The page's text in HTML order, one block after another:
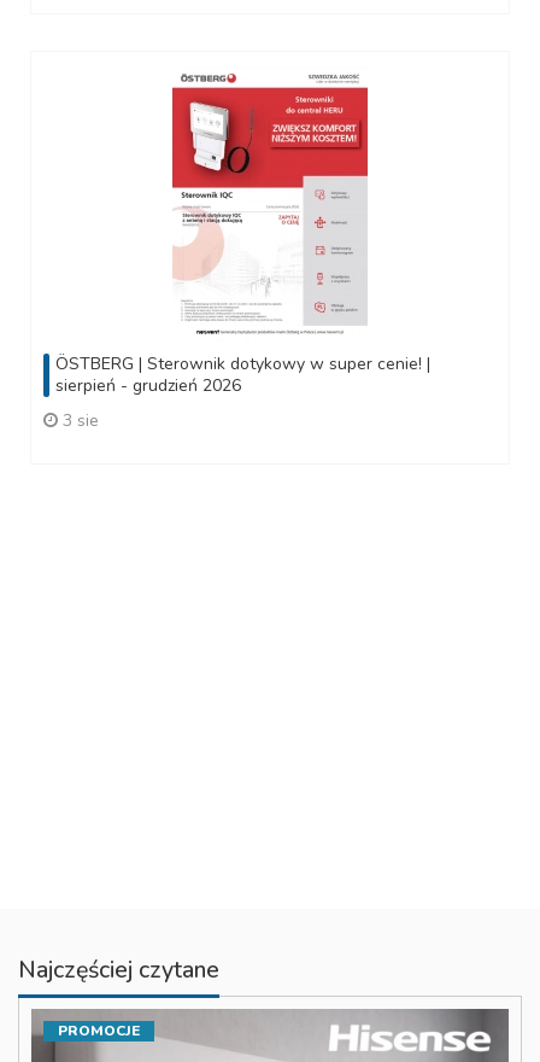
ÖSTBERG | Sterownik dotykowy w super cenie! |
sierpień - grudzień 2026
3 sie
Najczęściej czytane
PROMOCJE